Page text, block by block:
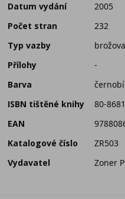
Datum vydání
2005
Počet stran
232
Typ vazby
Přílohy
-
Barva
ISBN tištěné knihy
80-
EAN
Katalogové číslo
ZR503
Vydavatel
Zoner